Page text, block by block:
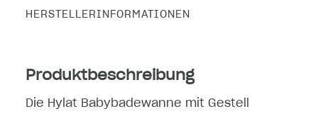
HERSTELLERINFORMATIONEN
Produktbeschreibung
Die Hylat Babybadewanne mit Gestell